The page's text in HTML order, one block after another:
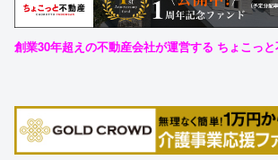
創業30年超えの不動産会社が運営する ちょこっ